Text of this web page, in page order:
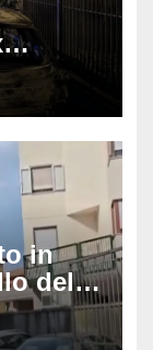
in
della